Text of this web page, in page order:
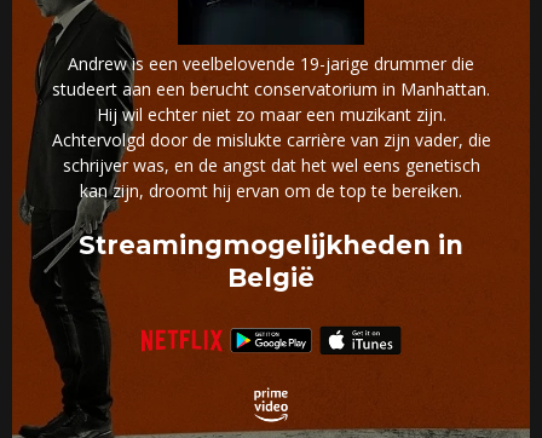
Andrew is een veelbelovende 19-jarige drummer die
studeert aan een berucht conservatorium in Manhattan.
Hij wil echter niet zo maar een muzikant zijn.
Achtervolgd door de mislukte carrière van zijn vader, die
schrijver was, en de angst dat het wel eens genetisch
kan zijn, droomt hij ervan om de top te bereiken.
Streamingmogelijkheden in
België